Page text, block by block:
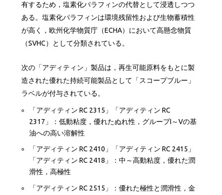
有するため，塩素化パラフィンの代替として浸透しつつ
ある。塩素化パラフィンは環境残留性および生物蓄積性
が高く，欧州化学物質庁（ECHA）において高懸念物質
（SVHC）として分類されている。
次の「アディティン」製品は，再生可能原料をもとに製
造された優れた持続可能製品として「スコープブルー」
ラベルが付与されている。
「アディティン RC 2315」「アディティン RC
2317」：低動粘度，優れたぬれ性，グループI～Vの基
油への高い溶解性
「アディティン RC 2410」「アディティン RC 2415」
「アディティン RC 2418」：中～高動粘度，優れた潤
滑性，高極性
「アディティン RC 2515」：優れた極性と潤滑性，金